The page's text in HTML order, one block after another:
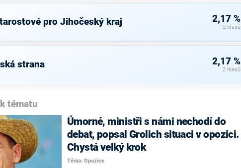
pro Jihočeský kraj 2,17 %
2 hlasů
strana 2,17 %
2 hlasů
tématu
Úmorné, ministři s námi nechodí do
debat, popsal Grolich situaci v opozici.
Chystá velký krok
Téma: Opozice